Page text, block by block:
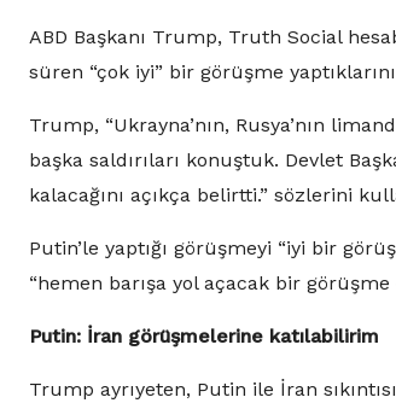
ABD Başkanı Trump, Truth Social
süren “çok iyi” bir görüşme
Trump, “Ukrayna’nın, Rusya’nın
başka saldırıları konuştuk. Devlet
kalacağını açıkça belirtti.” sözlerini
Putin’le yaptığı görüşmeyi “iyi bir
“hemen barışa yol açacak bir görüşme
Putin: İran görüşmelerine katılabilirim
Trump ayrıyeten, Putin ile İran